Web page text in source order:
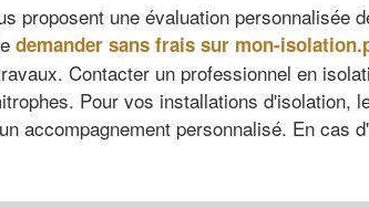
proposent une évaluation personnalisée
demander sans frais sur mon-
Contacter un professionnel en
Pour vos installations
accompagnement personnalisé. En